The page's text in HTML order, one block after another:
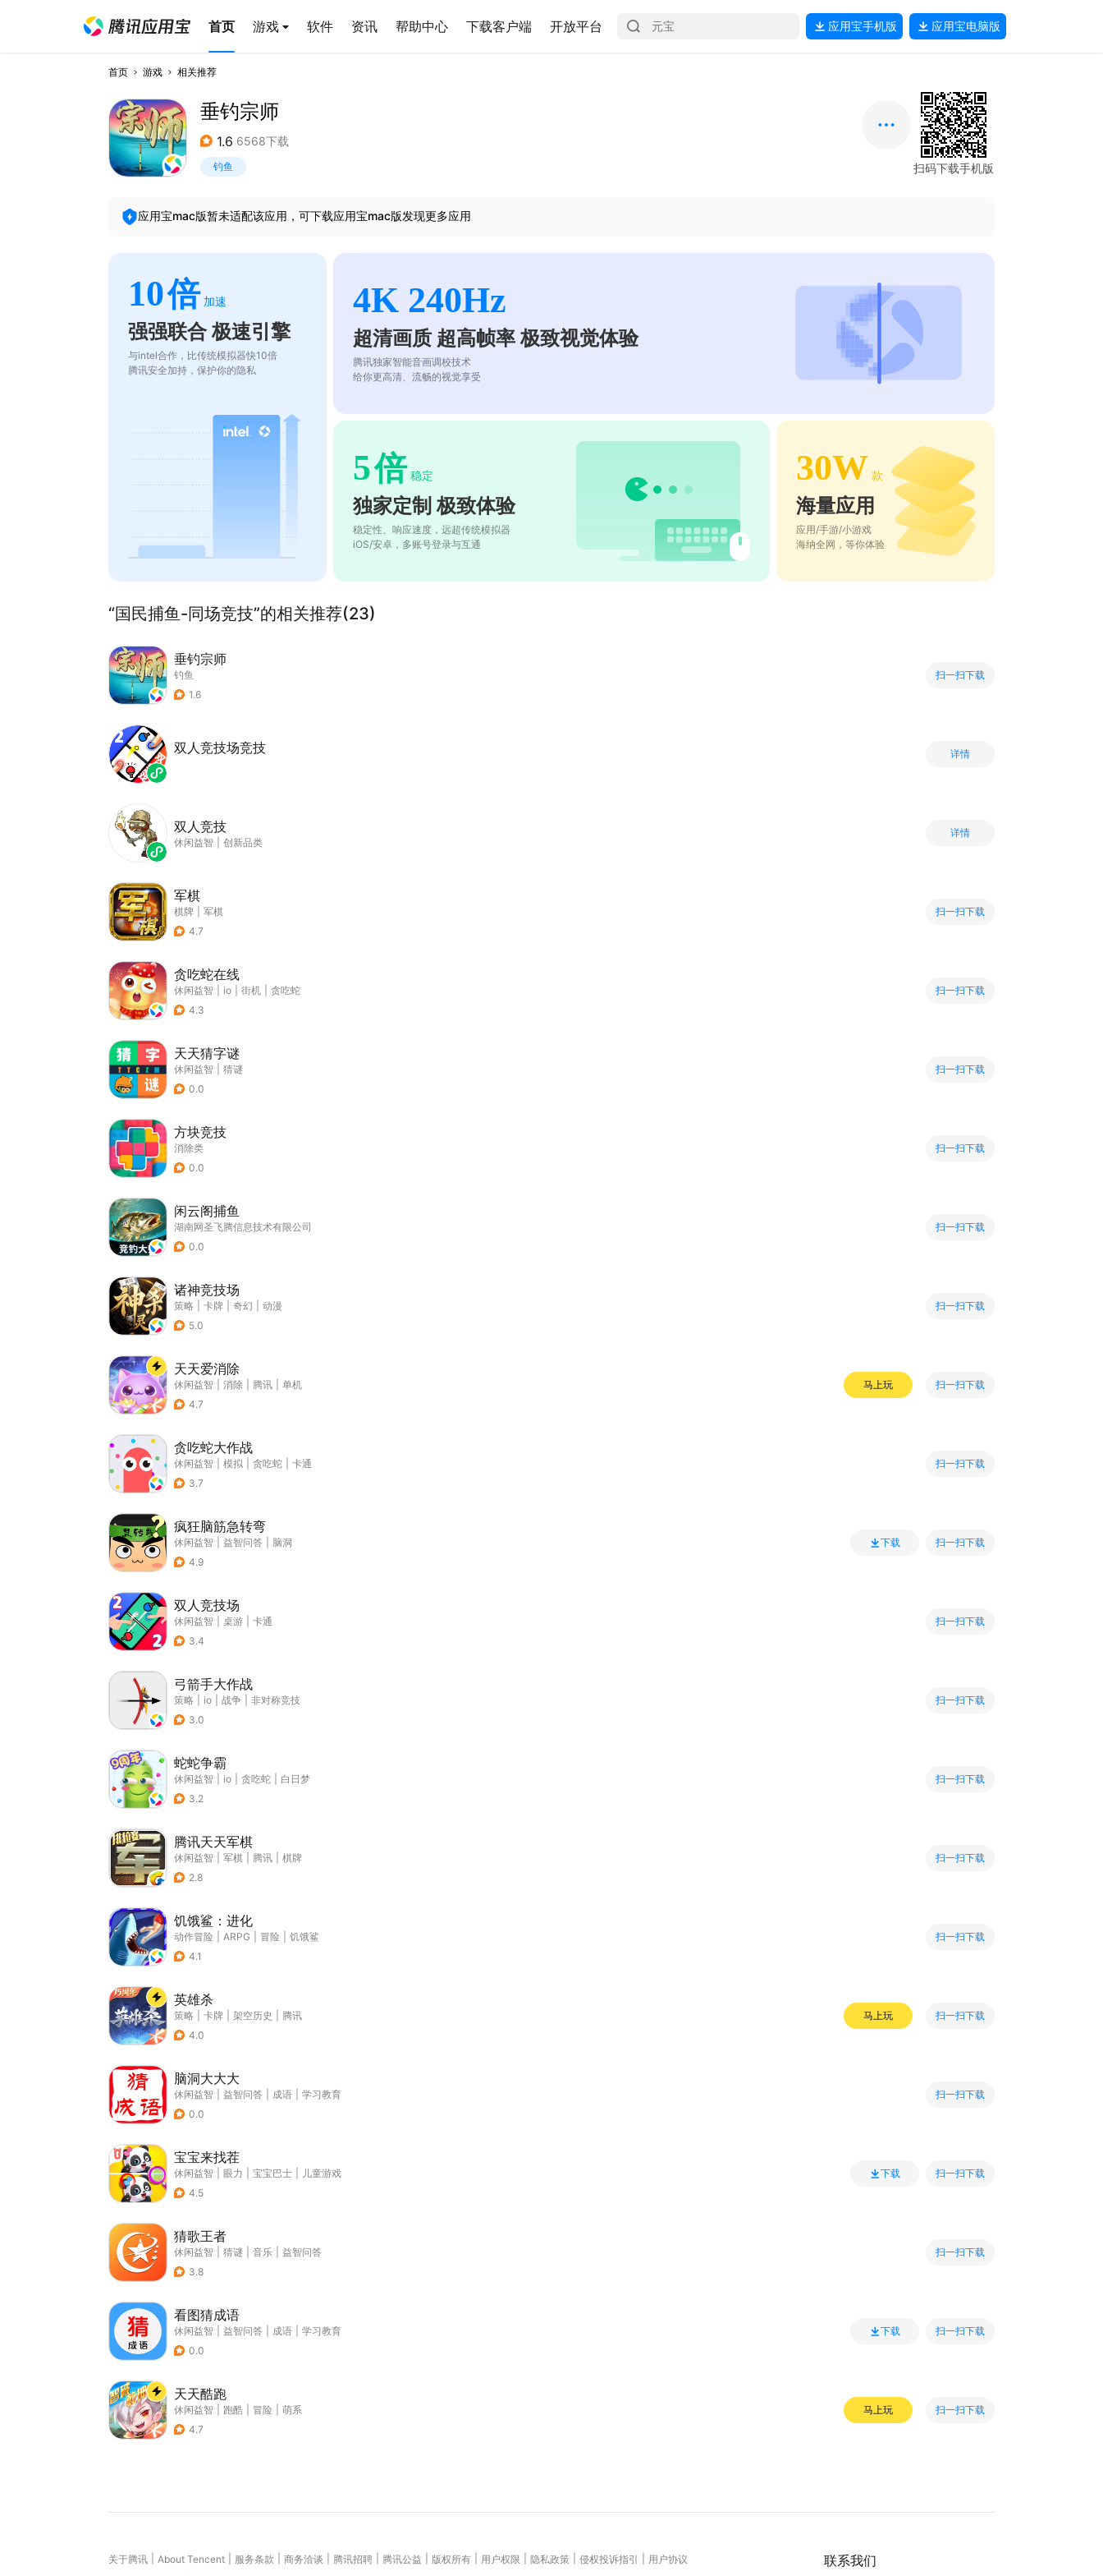
首页 游戏 软件 资讯 帮助中心 下载客户端 开放平台 应用宝手机版 应用宝电脑版
首页 游戏 相关推荐
垂钓宗师
1.6 6568下载
钓鱼 扫码下载手机版
应用宝mac版暂未适配该应用，可下载应用宝mac版发现更多应用
10倍 加速
强强联合 极速引擎
与intel合作，比传统模拟器快10倍
腾讯安全加持，保护你的隐私
4K 240Hz
超清画质 超高帧率 极致视觉体验
腾讯独家智能音画调校技术
给你更高清、流畅的视觉享受
5倍 稳定
独家定制 极致体验
稳定性、响应速度，远超传统模拟器
iOS/安卓，多账号登录与互通
30W 款
海量应用
应用/手游/小游戏
海纳全网，等你体验
“国民捕鱼-同场竞技”的相关推荐(23)
垂钓宗师
钓鱼
1.6
扫一扫下载
双人竞技场竞技 详情
双人竞技
休闲益智 创新品类
详情
军棋
棋牌
军棋
4.7
扫一扫下载
贪吃蛇在线
休闲益智 io 街机
贪吃蛇
4.3
扫一扫下载
天天猜字谜
休闲益智
猜谜
0.0
扫一扫下载
方块竞技
消除类
0.0
扫一扫下载
闲云阁捕鱼
湖南网圣飞腾信息技术有限公司
0.0
扫一扫下载
诸神竞技场
策略 卡牌 奇幻
动漫
5.0
扫一扫下载
天天爱消除
休闲益智 消除 腾讯
单机
4.7
马上玩 扫一扫下载
贪吃蛇大作战
休闲益智 模拟 贪吃蛇
卡通
3.7
扫一扫下载
疯狂脑筋急转弯
休闲益智 益智问答
脑洞
4.9
下载 扫一扫下载
双人竞技场
休闲益智 桌游
卡通
3.4
扫一扫下载
弓箭手大作战
策略 io 战争
非对称竞技
3.0
扫一扫下载
蛇蛇争霸
休闲益智 io 贪吃蛇
白日梦
3.2
扫一扫下载
腾讯天天军棋
休闲益智 军棋 腾讯
棋牌
2.8
扫一扫下载
饥饿鲨：进化
动作冒险 ARPG 冒险
饥饿鲨
4.1
扫一扫下载
英雄杀
策略 卡牌 架空历史
腾讯
4.0
马上玩 扫一扫下载
脑洞大大大
休闲益智 益智问答 成语
学习教育
0.0
扫一扫下载
宝宝来找茬
休闲益智 眼力 宝宝巴士
儿童游戏
4.5
下载 扫一扫下载
猜歌王者
休闲益智 猜谜 音乐
益智问答
3.8
扫一扫下载
看图猜成语
休闲益智 益智问答 成语
学习教育
0.0
下载 扫一扫下载
天天酷跑
休闲益智 跑酷 冒险
萌系
4.7
马上玩 扫一扫下载
联系我们
关于腾讯 About Tencent 服务条款 商务洽谈 腾讯招聘 腾讯公益 版权所有 用户权限 隐私政策 侵权投诉指引
用户协议